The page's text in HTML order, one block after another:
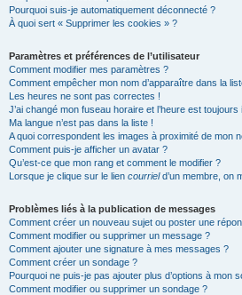
Pourquoi suis-je automatiquement déconnecté ?
À quoi sert « Supprimer les cookies » ?
Paramètres et préférences de l’utilisateur
Comment modifier mes paramètres ?
Comment empêcher mon nom d’apparaître dans la
Les heures ne sont pas correctes !
J’ai changé mon fuseau horaire et l’heure est
Ma langue n’est pas dans la liste !
A quoi correspondent les images à proximité de mon
Comment puis-je afficher un avatar ?
Qu’est-ce que mon rang et comment le modifier ?
Lorsque je clique sur le lien courrield’un membre, on
Problèmes liés à la publication de messages
Comment créer un nouveau sujet ou poster une
Comment modifier ou supprimer un message ?
Comment ajouter une signature à mes messages ?
Comment créer un sondage ?
Pourquoi ne puis-je pas ajouter plus d’options à mon
Comment modifier ou supprimer un sondage ?